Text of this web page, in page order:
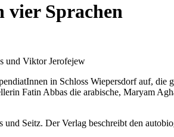
vier Sprachen
und Viktor Jerofejew
in Schloss Wiepersdorf auf,
Fatin Abbas die arabische, Maryam
Seitz. Der Verlag beschreibt den